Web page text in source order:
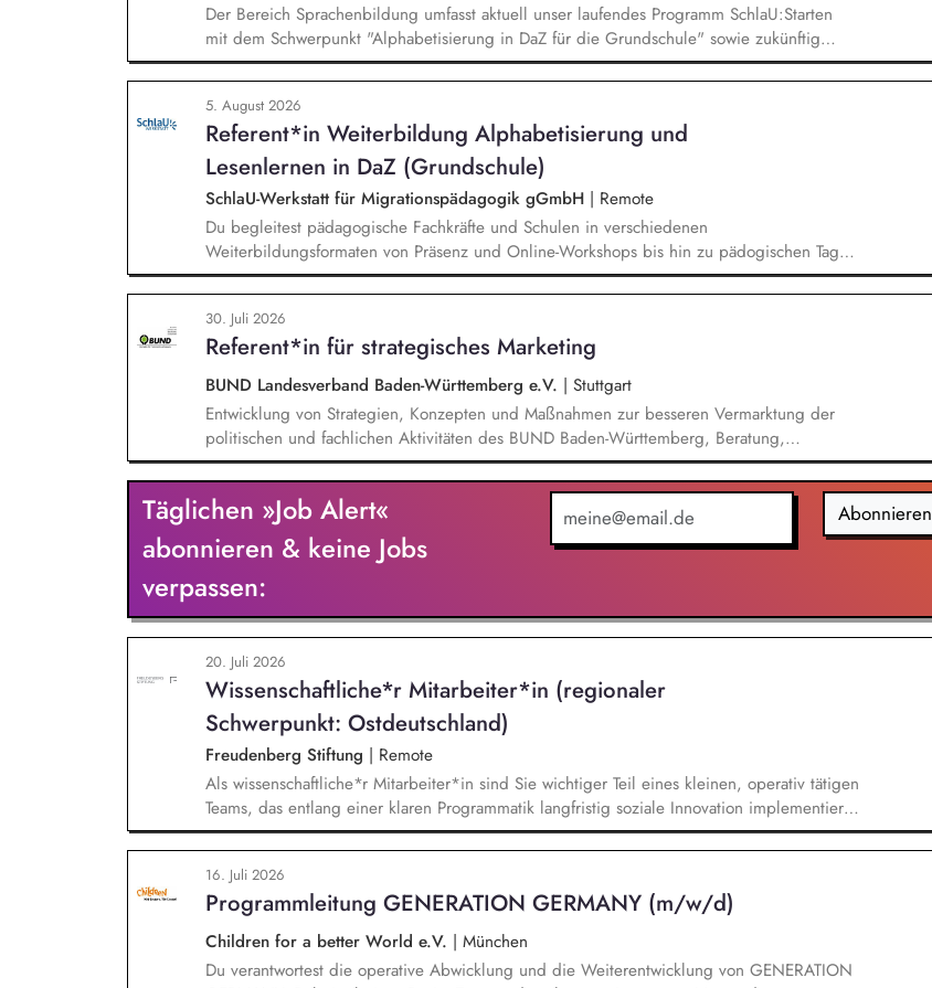
Der Bereich Sprachenbildung umfasst aktuell unser laufendes Programm SchlaU:Starten
mit dem Schwerpunkt "Alphabetisierung in DaZ für die Grundschule" sowie zukünftig
weitere auf Unterrichtsmaterial bezogene Projekte mit den Schwerpunkten
sprachensensibles und rassismuskritisches Deutschlernen von der Grundschule bis in die
Berufliche Bildung. Der Bereich Sprachenbildung entwickelt in seinen Projekten dazu
zielgruppengerechte und innovative Unterrichtsmaterialien und begleitet pädagogische
Fachkräfte mit daran angeschlossenen Weiterbildungsangeboten online wie offline.
5. August 2026
Referent*in Weiterbildung Alphabetisierung und
Lesenlernen in DaZ (Grundschule)
SchlaU-Werkstatt für Migrationspädagogik gGmbH | Remote
Du begleitest pädagogische Fachkräfte und Schulen in verschiedenen
Weiterbildungsformaten von Präsenz und Online-Workshops bis hin zu pädogischen Tagen
und erstellst Online-Selbstlernkurse für unsere Plattform schlau-lernen.org. Die inhaltlichen
Schwerpunkte liegen dabei auf den Bereichen Lesen lernen,
Mehrsprachigkeitsbewusstsein und Alphabetisierung in der Grundschule.
30. Juli 2026
Referent*in für strategisches Marketing
BUND Landesverband Baden-Württemberg e.V. | Stuttgart
Entwicklung von Strategien, Konzepten und Maßnahmen zur besseren Vermarktung der
politischen und fachlichen Aktivitäten des BUND Baden-Württemberg, Beratung,
Unterstützung und Qualifizierung der Haupt- und Ehrenamtlichen im BUND zur
Verbesserung der öffentlichen Sichtbarkeit des BUND, Konzeptionelle Begleitung des
BUND-Auftritts bei Veranstaltungen, Aktionen u.ä.
Täglichen »Job Alert«
abonnieren & keine Jobs
verpassen:
Abonnieren
20. Juli 2026
Wissenschaftliche*r Mitarbeiter*in (regionaler
Schwerpunkt: Ostdeutschland)
Freudenberg Stiftung | Remote
Als wissenschaftliche*r Mitarbeiter*in sind Sie wichtiger Teil eines kleinen, operativ tätigen
Teams, das entlang einer klaren Programmatik langfristig soziale Innovation implementiert.
Sie unterstützen die Geschäftsführung bei der Umsetzung der Stiftungsprogrammatik und
entwickeln dabei die Internationalisierungsstrategie der Stiftung weiter. Sie übersetzen
wissenschaftliche Erkenntnisse in alltagsangebundene Handlungsansätze entlang unserer
Stiftungsprogrammatik.
16. Juli 2026
Programmleitung GENERATION GERMANY (m/w/d)
Children for a better World e.V. | München
Du verantwortest die operative Abwicklung und die Weiterentwicklung von GENERATION